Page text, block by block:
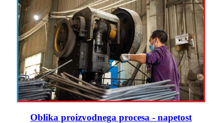
Oblika proizvodnega procesa - napetost